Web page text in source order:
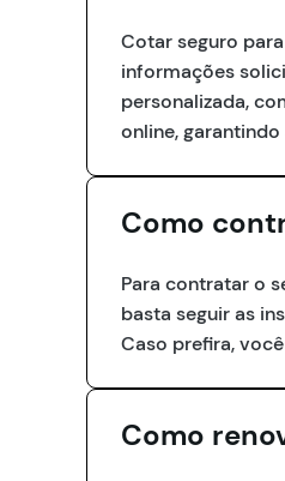
Cotar seguro
informações
personalizada,
online,
Como
Para contratar o
basta seguir as
Caso prefira,
Como